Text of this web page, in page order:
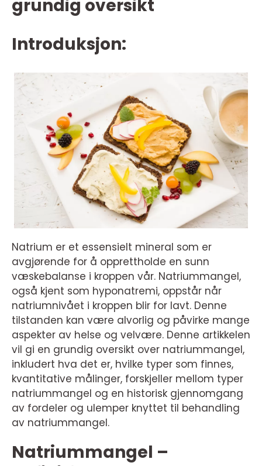
grundig oversikt
Introduksjon:
Natrium er et essensielt mineral som er
avgjørende for å opprettholde en sunn
væskebalanse i kroppen vår. Natriummangel,
også kjent som hyponatremi, oppstår når
natriumnivået i kroppen blir for lavt. Denne
tilstanden kan være alvorlig og påvirke mange
aspekter av helse og velvære. Denne artikkelen
vil gi en grundig oversikt over natriummangel,
inkludert hva det er, hvilke typer som finnes,
kvantitative målinger, forskjeller mellom typer
natriummangel og en historisk gjennomgang
av fordeler og ulemper knyttet til behandling
av natriummangel.
Natriummangel –